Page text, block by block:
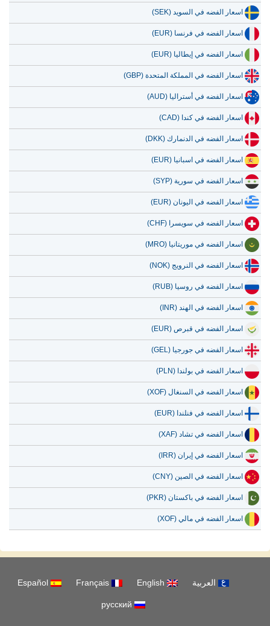
اسعار الفضه في السويد (SEK)
اسعار الفضه في فرنسا (EUR)
اسعار الفضه في إيطاليا (EUR)
اسعار الفضه في المملكة المتحدة (GBP)
اسعار الفضه في أستراليا (AUD)
اسعار الفضه في كندا (CAD)
اسعار الفضه في الدنمارك (DKK)
اسعار الفضه في اسبانيا (EUR)
اسعار الفضه في سورية (SYP)
اسعار الفضه في اليونان (EUR)
اسعار الفضه في سويسرا (CHF)
اسعار الفضه في موريتانيا (MRO)
اسعار الفضه في النرويج (NOK)
اسعار الفضه في روسيا (RUB)
اسعار الفضه في الهند (INR)
اسعار الفضه في قبرص (EUR)
اسعار الفضه في جورجيا (GEL)
اسعار الفضه في بولندا (PLN)
اسعار الفضه في السنغال (XOF)
اسعار الفضه في فنلندا (EUR)
اسعار الفضه في تشاد (XAF)
اسعار الفضه في إيران (IRR)
اسعار الفضه في الصين (CNY)
اسعار الفضه في باكستان (PKR)
اسعار الفضه في مالي (XOF)
العربية Français
Español